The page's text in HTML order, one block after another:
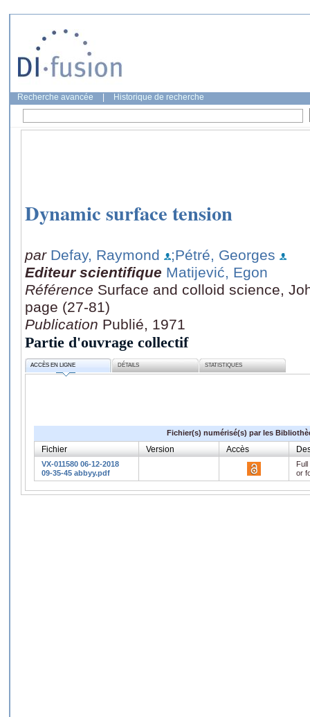
Recherche avancée Historique de recherche
Dynamic surface tension
par Defay, Raymond
;Pétré, Georges
Editeur scientifique Matijević, Egon
Référence Surface and colloid science,
page (27-81)
Publication Publié, 1971
Partie d'ouvrage collectif
ACCÈS EN LIGNE DÉTAILS STATISTIQUES
Fichier(s) numérisé(s) par les
Fichier Version Accès
VX-011580 06-12-2018
09-35-45 abbyy.pdf
or